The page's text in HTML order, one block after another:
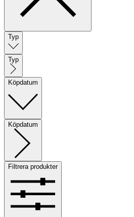
Typ
Typ
Köpdatum
Köpdatum
Filtrera produkter